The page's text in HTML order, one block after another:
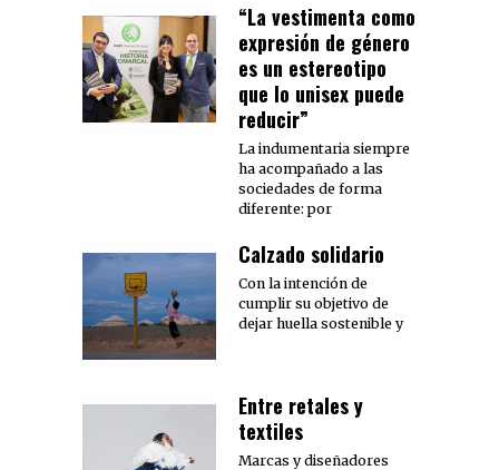
“La vestimenta como
expresión de género
es un estereotipo
que lo unisex puede
reducir”
La indumentaria siempre
ha acompañado a las
sociedades de forma
diferente: por
Calzado solidario
Con la intención de
cumplir su objetivo de
dejar huella sostenible y
Entre retales y
textiles
Marcas y diseñadores